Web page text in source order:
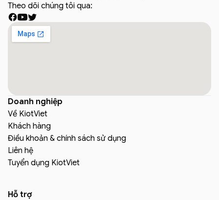
Theo dõi chúng tôi qua:
Doanh nghiệp
Về KiotViet
Khách hàng
Điều khoản & chính sách sử dụng
Liên hệ
Tuyển dụng KiotViet
Hỗ trợ